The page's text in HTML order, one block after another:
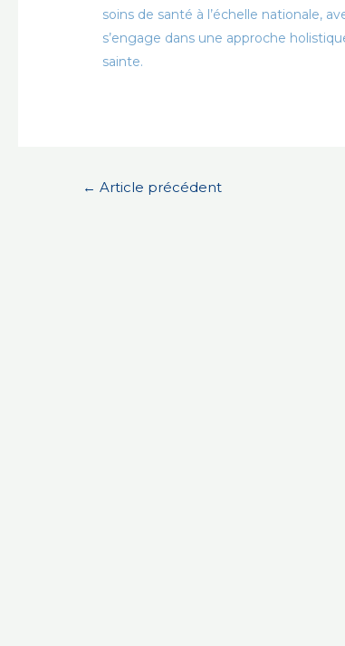
soins de santé à l’échelle nationale,
s’engage dans une approche
sainte.
Navigation
← Article précédent